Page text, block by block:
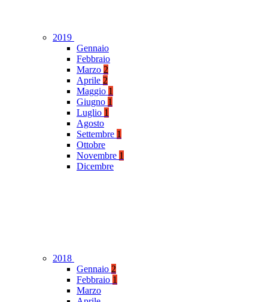
2019
Gennaio
Febbraio
Marzo 2
Aprile 2
Maggio 1
Giugno 1
Luglio 1
Agosto
Settembre 1
Ottobre
Novembre 1
Dicembre
2018
Gennaio 2
Febbraio 1
Marzo